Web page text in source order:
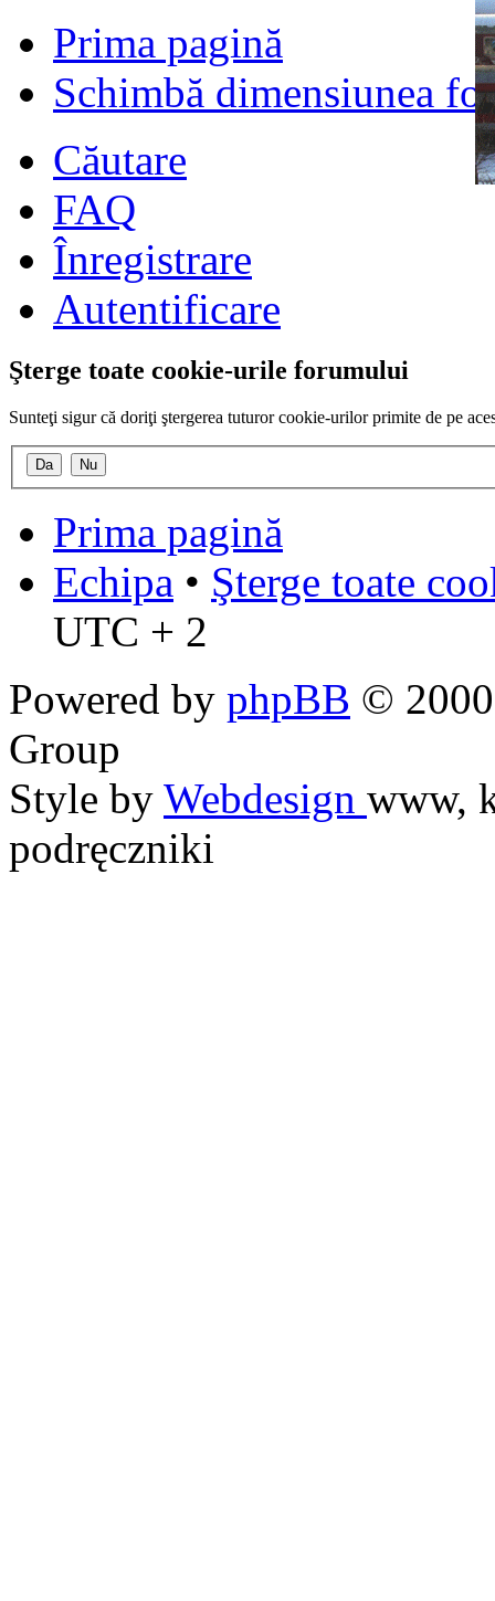
Prima pagină
Schimbă dimensiunea
Căutare
FAQ
Înregistrare
Autentificare
Şterge toate cookie-urile forumului
Sunteţi sigur că doriţi ştergerea tuturor cookie-urilor primite de pe
Prima pagină
Echipa • Şterge toate
UTC + 2
Powered by phpBB ©
Group
Style by Webdesign www,
podręczniki